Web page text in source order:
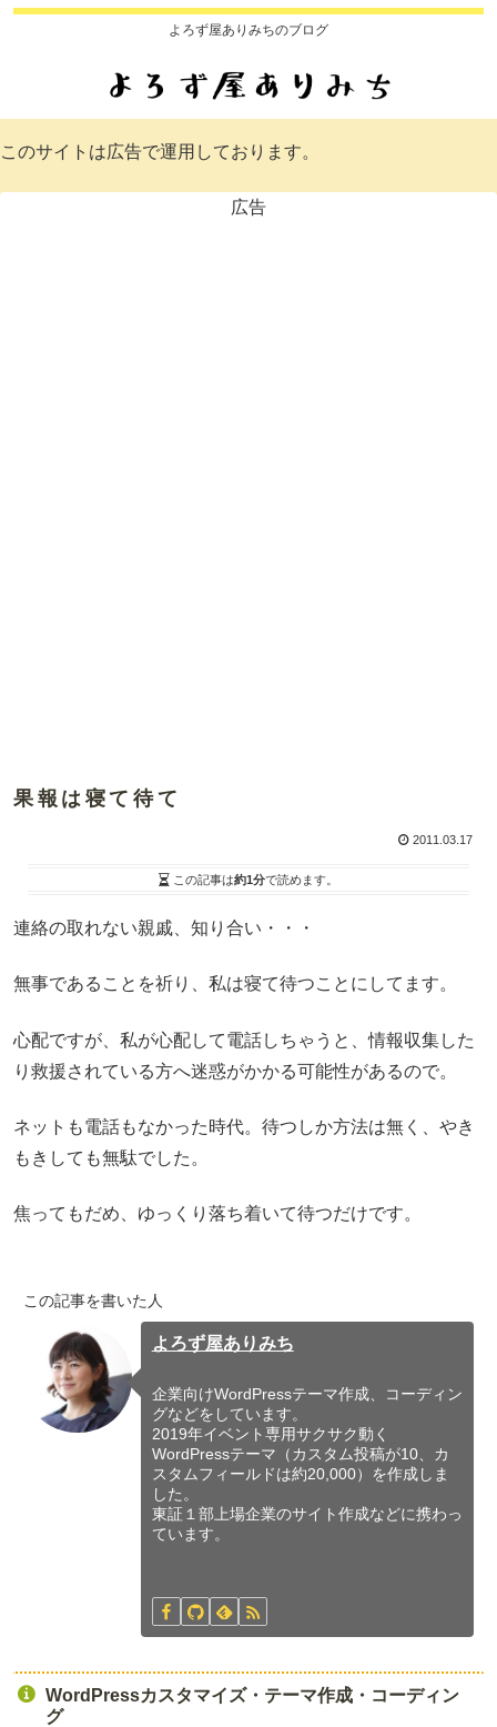
よろず屋ありみちのブログ
このサイトは広告で運用しております。
広告
果報は寝て待て
2011.03.17
この記事は約1分で読めます。
連絡の取れない親戚、知り合い・・・
無事であることを祈り、私は寝て待つことにしてます。
心配ですが、私が心配して電話しちゃうと、情報収集した
り救援されている方へ迷惑がかかる可能性があるので。
ネットも電話もなかった時代。待つしか方法は無く、やき
もきしても無駄でした。
焦ってもだめ、ゆっくり落ち着いて待つだけです。
この記事を書いた人
よろず屋ありみち
企業向けWordPressテーマ作成、コーディン
グなどをしています。
2019年イベント専用サクサク動く
WordPressテーマ（カスタム投稿が10、カ
スタムフィールドは約20,000）を作成しま
した。
東証１部上場企業のサイト作成などに携わっ
ています。
WordPressカスタマイズ・テーマ作成・コーディン
グ